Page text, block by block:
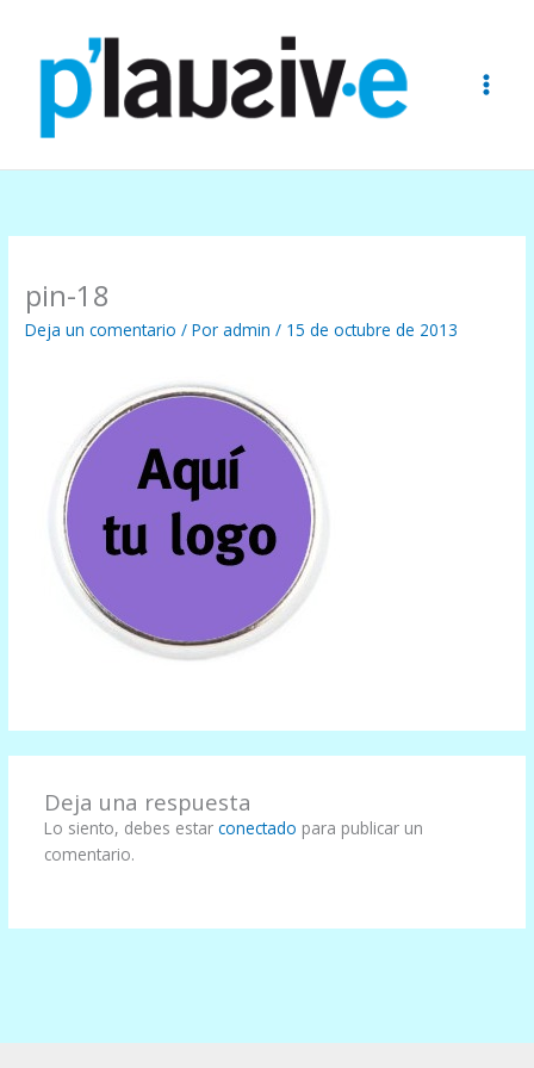
contenido
pin-18
Deja un comentario / Poradmin/ 15 de octubre de 2013
Deja una respuesta
Lo siento, debes estar conectado para publicar un
comentario.